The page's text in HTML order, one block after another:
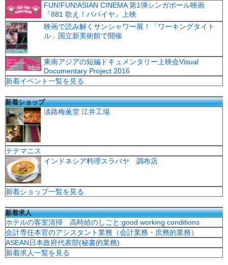
FUN!FUN!ASIAN CINEMA 第1弾シンガポール映画
『881 歌え！パパイヤ』上映
映画で読み解くサンシャワー展！「ワーキングタイト
ル」国立新美術館で開催
東南アジアの短編ドキュメンタリー上映会Visual
Documentary Project 2016
新着イベント一覧を見る
新着ショップ
淡路梅薫堂 江井工場
テテマニス
インドネシア料理スラバヤ 調布店
新着ショップ一覧を見る
新着求人
ホテルの客室清掃 高時給のしごと:good working conditions
会計専任本官のアシスタント業務（会計業務・庶務的業務）
ASEAN日本政府代表部(秘書的業務)
新着求人一覧を見る